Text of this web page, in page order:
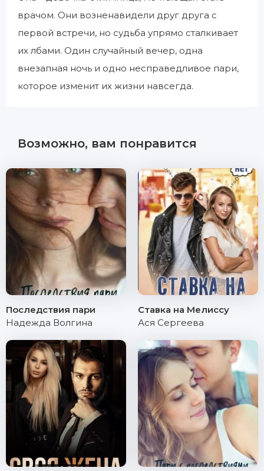
врачом. Они возненавидели друг друга с
первой встречи, но судьба упрямо сталкивает
их лбами. Один случайный вечер, одна
внезапная ночь и одно несправедливое пари,
которое изменит их жизни навсегда.
Возможно, вам понравится
Последствия пари
Надежда Волгина
Ставка на Мелиссу
Ася Сергеева